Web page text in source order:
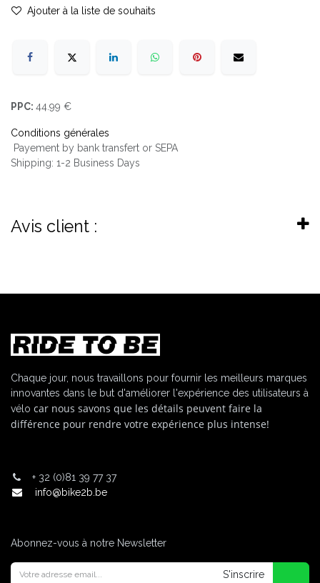
Ajouter à la liste de souhaits
PPC: 44.99 €
Conditions générales
Payement by bank transfert or SEPA
Shipping: 1-2 Business Days
Avis client :
Chaque jour, nous travaillons pour fournir les meilleurs marques
innovantes dans le but d'améliorer l'expérience des utilisateurs à
vélo car nous savons que les détails peuvent faire la
différence pour rendre votre expérience plus intense!
+ 32 (0)81 39 77 37
info@bike2b.be
Abonnez-vous à notre Newsletter
S'inscrire